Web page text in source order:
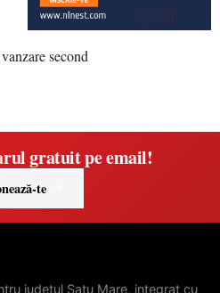
gratuit pe email!
te
judetul Satu Mare, integrat cu